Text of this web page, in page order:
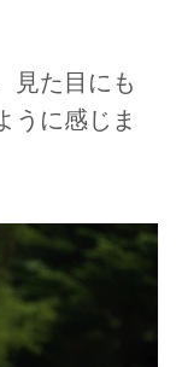
見た目にも
うに感じま